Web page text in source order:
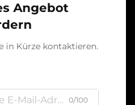
Angebot
in Kürze kontaktieren.
0/100